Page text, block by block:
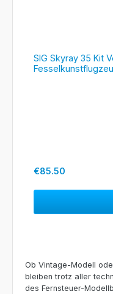
SIG Skyray 35 Kit
Regular price:
€85.50
Ob Vintage-Modell
bleiben trotz aller
des Fernsteuer-